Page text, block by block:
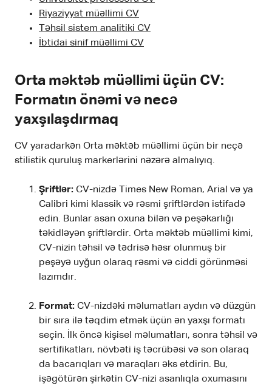
Riyaziyyat müəllimi CV
Təhsil sistem analitiki CV
İbtidai sinif müəllimi CV
Orta məktəb müəllimi üçün CV:
Formatın önəmi və necə
yaxşılaşdırmaq
CV yaradarkən Orta məktəb müəllimi üçün bir neçə
stilistik quruluş markerlərini nəzərə almalıyıq.
Şriftlər: CV-nizdə Times New Roman, Arial və ya
Calibri kimi klassik və rəsmi şriftlərdən istifadə
edin. Bunlar asan oxuna bilən və peşəkarlığı
təkidləyən şriftlərdir. Orta məktəb müəllimi kimi,
CV-nizin təhsil və tədrisə həsr olunmuş bir
peşəyə uyğun olaraq rəsmi və ciddi görünməsi
lazımdır.
Format: CV-nizdəki məlumatları aydın və düzgün
bir sıra ilə təqdim etmək üçün ən yaxşı formatı
seçin. İlk öncə kişisel məlumatları, sonra təhsil və
sertifikatları, növbəti iş təcrübəsi və son olaraq
da bacarıqları və maraqları əks etdirin. Bu,
işəgötürən şirkətin CV-nizi asanlıqla oxumasını